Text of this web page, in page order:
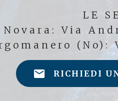
LE
Novara: Via
RICHIEDI